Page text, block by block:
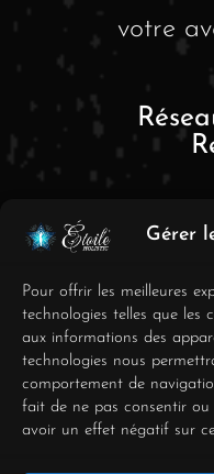
Gérer
Pour offrir les meilleures
technologies telles que les
aux informations des
technologies nous
comportement de
fait de ne pas consentir
avoir un effet négatif sur
votre